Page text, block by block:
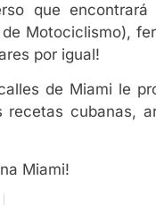
que encontrará
Motociclismo),
por igual!
de Miami le
cubanas,
Miami!